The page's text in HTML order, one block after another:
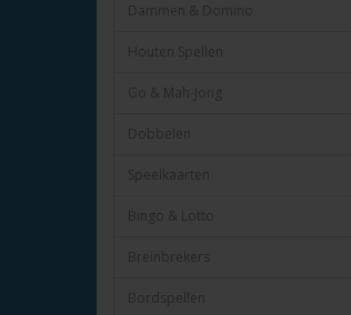
Dammen & Domino
Houten Spellen
Go & Mah-Jong
Dobbelen
Speelkaarten
Bingo & Lotto
Breinbrekers
Bordspellen